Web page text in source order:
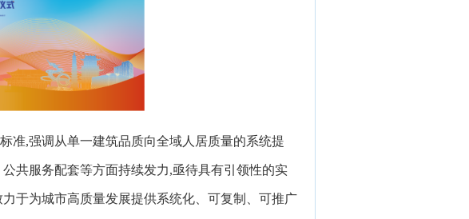
准,强调从单一建筑品质向全域人居质量的系统提
共服务配套等方面持续发力,亟待具有引领性的实
于为城市高质量发展提供系统化、可复制、可推广